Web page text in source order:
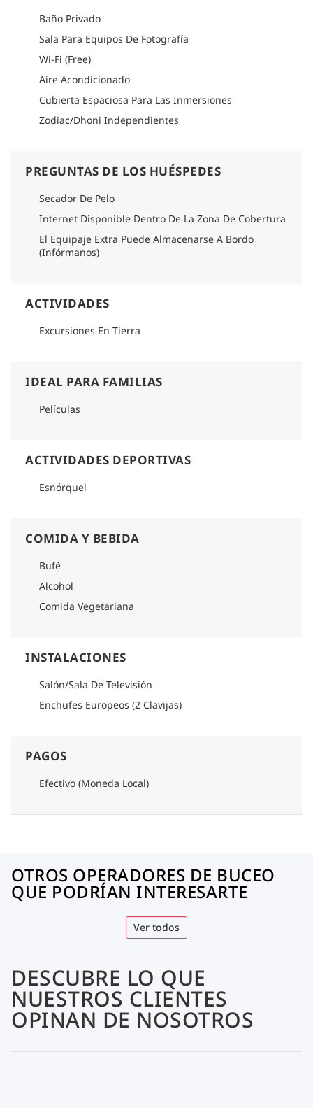
Baño Privado
Sala Para Equipos De Fotografía
Wi-Fi (Free)
Aire Acondicionado
Cubierta Espaciosa Para Las Inmersiones
Zodiac/Dhoni Independientes
PREGUNTAS DE LOS HUÉSPEDES
Secador De Pelo
Internet Disponible Dentro De La Zona De Cobertura
El Equipaje Extra Puede Almacenarse A Bordo
(Infórmanos)
ACTIVIDADES
Excursiones En Tierra
IDEAL PARA FAMILIAS
Películas
ACTIVIDADES DEPORTIVAS
Esnórquel
COMIDA Y BEBIDA
Bufé
Alcohol
Comida Vegetariana
INSTALACIONES
Salón/Sala De Televisión
Enchufes Europeos (2 Clavijas)
PAGOS
Efectivo (Moneda Local)
OTROS OPERADORES DE BUCEO
QUE PODRÍAN INTERESARTE
Ver todos
DESCUBRE LO QUE
NUESTROS CLIENTES
OPINAN DE NOSOTROS